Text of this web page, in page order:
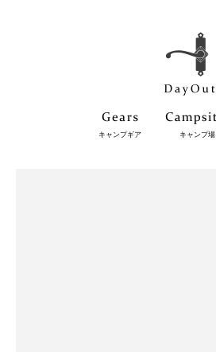
キャンプギア キャンプ場